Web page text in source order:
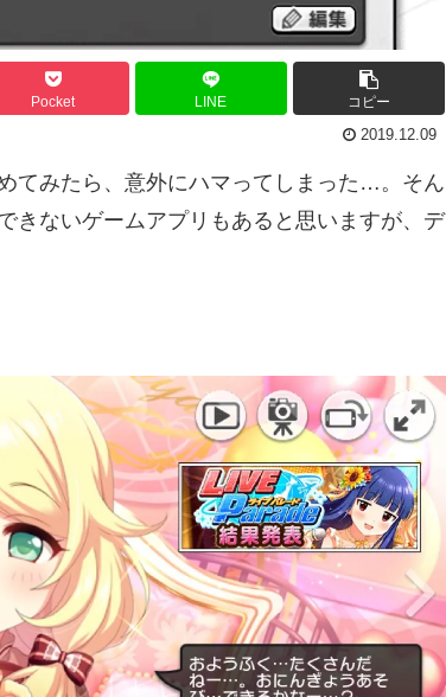
Pocket LINE コピー
2019.12.09
てみたら、意外にハマってしまった…。そん
きないゲームアプリもあると思いますが、デ